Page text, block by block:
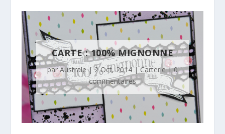
CARTE : 100% MIGNONNE
parAustrale|2 Oct, 2014|Carterie|0
commentaires